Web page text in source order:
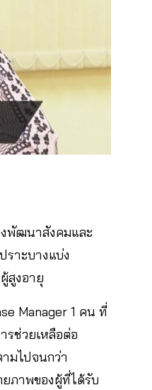
พัฒนาสังคมและ
าะบางแบ่ง
สูงอายุ
Manager 1 คน ที่
รช่วยเหลือต่อ
มไปจนกว่า
ยภาพของผู้ที่ได้รับ